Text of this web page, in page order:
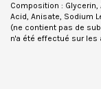
Composition : Glycerin,
Acid, Anisate, Sodium
(ne contient pas de
n'a été effectué sur les